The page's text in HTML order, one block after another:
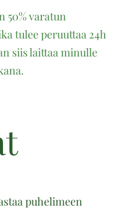
50% varatun
tulee peruuttaa 24h
siis laittaa minulle
puhelimeen